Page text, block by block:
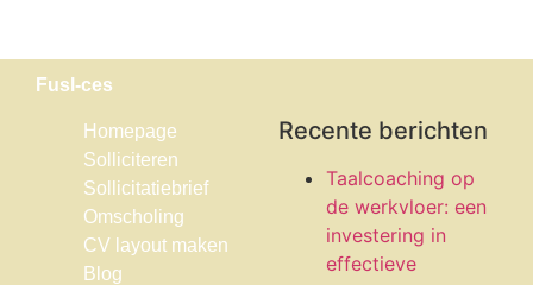
Fusl-ces
Homepage
Solliciteren
Sollicitatiebrief
Omscholing
CV layout maken
Blog
Recente berichten
Taalcoaching op
de werkvloer: een
investering in
effectieve